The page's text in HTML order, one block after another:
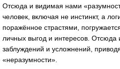
Отсюда и видимая нами
человек, включая не инстинкт, а
поражённое страстями,
личных выгод и интересов. Отсюда
заблуждений и усложнений,
«неразумности».